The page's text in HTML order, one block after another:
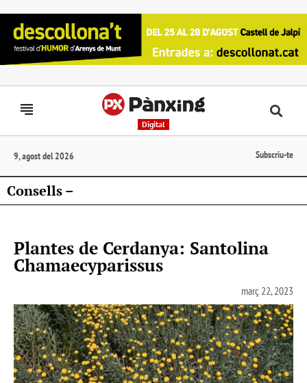
Digital
9, agost del 2026 Subscriu-te
Consells –
Plantes de Cerdanya: Santolina
Chamaecyparissus
març 22, 2023